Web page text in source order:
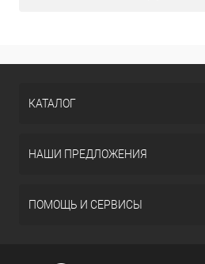
КАТАЛОГ
НАШИ ПРЕДЛОЖЕНИЯ
ПОМОЩЬ И СЕРВИСЫ